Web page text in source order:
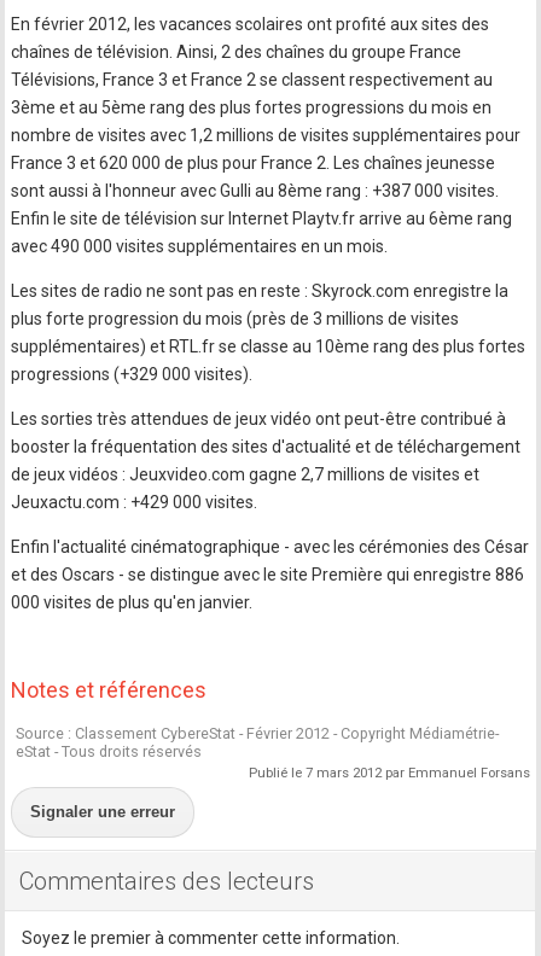
En février 2012, les vacances scolaires ont profité aux sites des
chaînes de télévision. Ainsi, 2 des chaînes du groupe France
Télévisions, France 3 et France 2 se classent respectivement au
3ème et au 5ème rang des plus fortes progressions du mois en
nombre de visites avec 1,2 millions de visites supplémentaires pour
France 3 et 620 000 de plus pour France 2. Les chaînes jeunesse
sont aussi à l'honneur avec Gulli au 8ème rang : +387 000 visites.
Enfin le site de télévision sur Internet Playtv.fr arrive au 6ème rang
avec 490 000 visites supplémentaires en un mois.
Les sites de radio ne sont pas en reste : Skyrock.com enregistre la
plus forte progression du mois (près de 3 millions de visites
supplémentaires) et RTL.fr se classe au 10ème rang des plus fortes
progressions (+329 000 visites).
Les sorties très attendues de jeux vidéo ont peut-être contribué à
booster la fréquentation des sites d'actualité et de téléchargement
de jeux vidéos : Jeuxvideo.com gagne 2,7 millions de visites et
Jeuxactu.com : +429 000 visites.
Enfin l'actualité cinématographique - avec les cérémonies des César
et des Oscars - se distingue avec le site Première qui enregistre 886
000 visites de plus qu'en janvier.
Notes et références
Source : Classement CybereStat - Février 2012 - Copyright Médiamétrie-
eStat - Tous droits réservés
Publié le 7 mars 2012 par Emmanuel Forsans
Signaler une erreur
Commentaires des lecteurs
Soyez le premier à commenter cette information.